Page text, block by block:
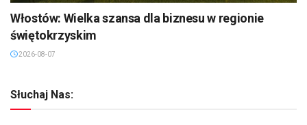
Włostów: Wielka szansa dla biznesu w regionie
świętokrzyskim
2026-08-07
Słuchaj Nas: